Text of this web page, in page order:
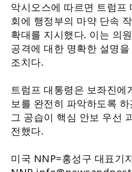
악시오스에 따르면 트럼프
회에 행정부의 마약 단속
확대를 지시했다. 이는 의
공격에 대한 명확한 설명
조치다.
트럼프 대통령은 보좌진에
보를 완전히 파악하도록
그 공습이 핵심 안보 우선
전했다.
미국 NNP=홍성구 대표기